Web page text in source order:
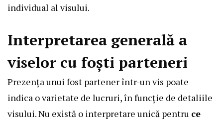
individual al visului.
Interpretarea generală a
viselor cu foști parteneri
Prezența unui fost partener într-un vis poate
indica o varietate de lucruri, în funcție de detaliile
visului. Nu există o interpretare unică pentru ce